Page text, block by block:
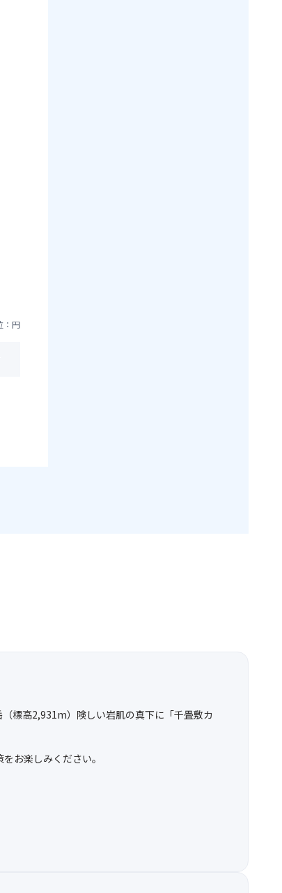
：円
標高2,931m）険しい岩肌の真下に「千畳敷カ
お楽しみください。